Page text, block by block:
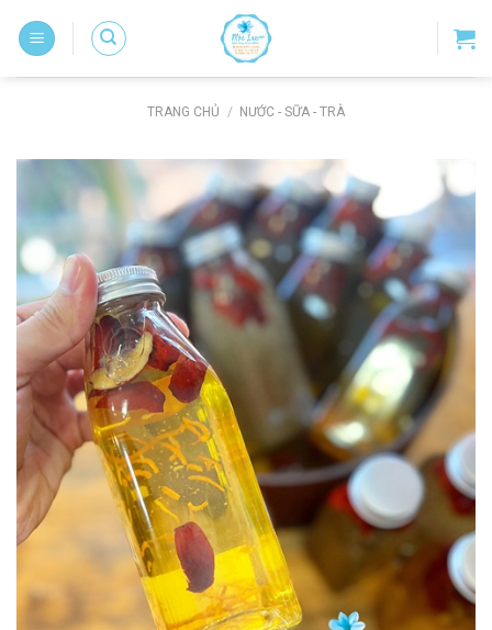
TRANG CHỦ / NƯỚC - SỮA - TRÀ